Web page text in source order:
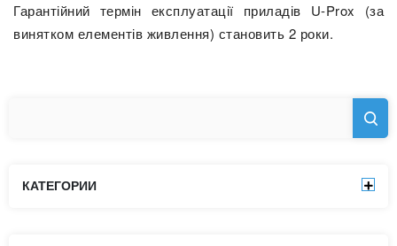
Гарантійний термін експлуатації приладів U-Prox (за
винятком елементів живлення) становить 2 роки.
КАТЕГОРИИ